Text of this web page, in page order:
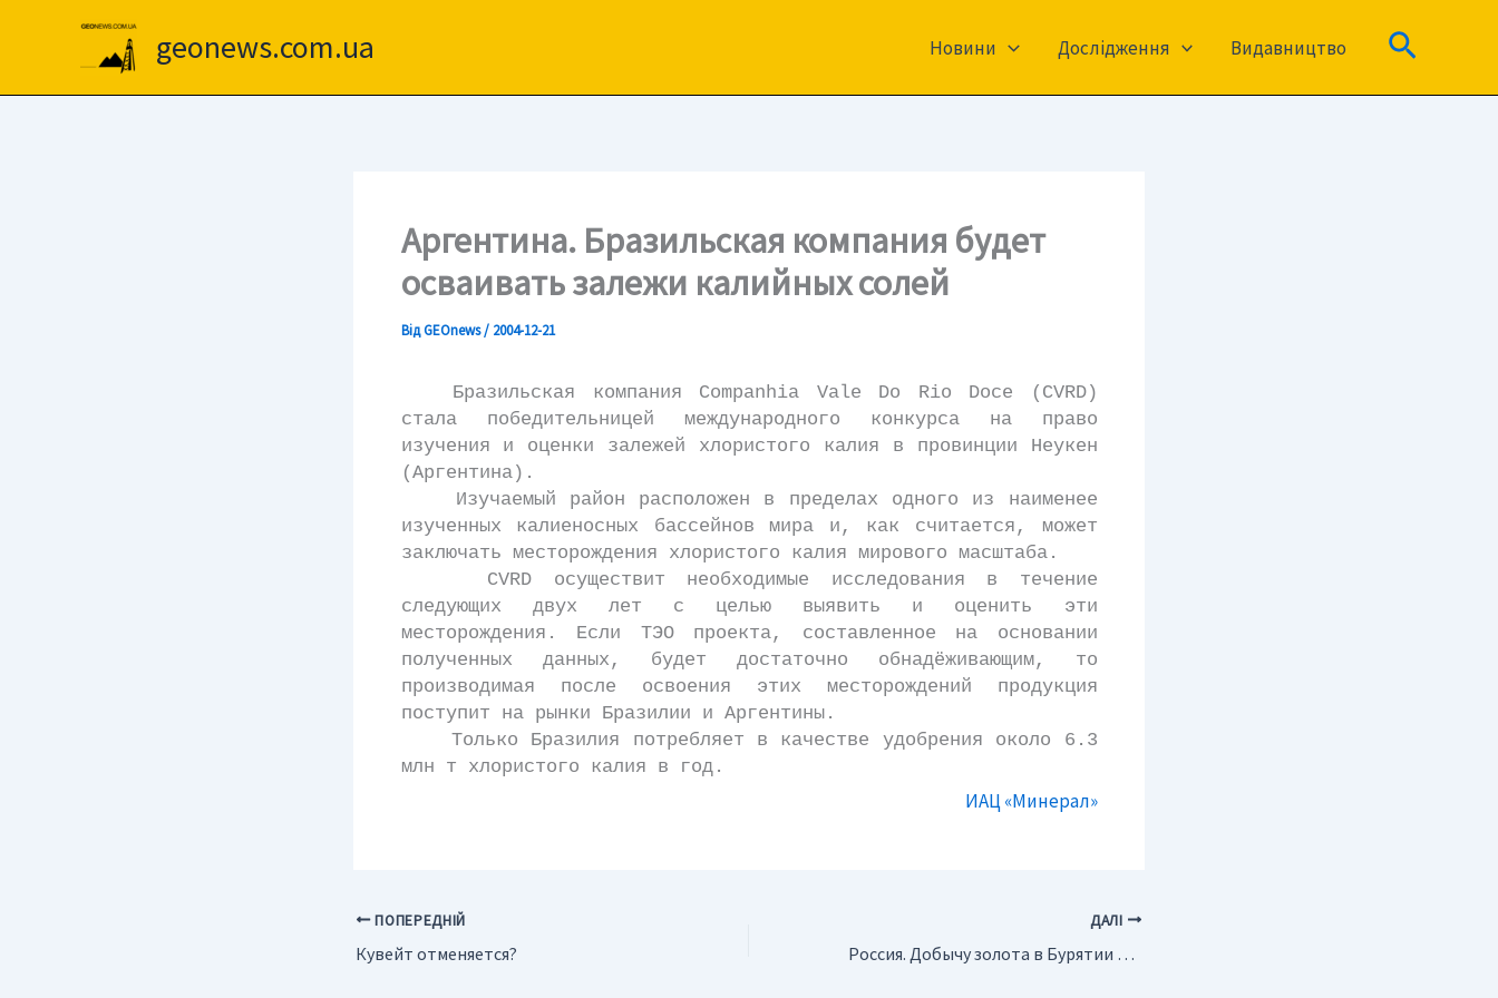
geonews.com.ua Новини Дослідження Видавництво Пошук
Аргентина. Бразильская компания будет
осваивать залежи калийных солей
ВідGEOnews/ 2004-12-21
Бразильская компания Companhia Vale Do Rio Doce (CVRD)
стала победительницей международного конкурса на право
изучения и оценки залежей хлористого калия в провинции Неукен
(Аргентина).
Изучаемый район расположен в пределах одного из наименее
изученных калиеносных бассейнов мира и, как считается, может
заключать месторождения хлористого калия мирового масштаба.
CVRD осуществит необходимые исследования в течение
следующих двух лет с целью выявить и оценить эти
месторождения. Если ТЭО проекта, составленное на основании
полученных данных, будет достаточно обнадёживающим, то
производимая после освоения этих месторождений продукция
поступит на рынки Бразилии и Аргентины.
Только Бразилия потребляет в качестве удобрения около 6.3
млн т хлористого калия в год.
ИАЦ «Минерал»
ПОПЕРЕДНІЙ
Кувейт отменяется?
ДАЛІ
Россия. Добычу золота в Бурятии планируется увеличить к 2010 году до 20 т